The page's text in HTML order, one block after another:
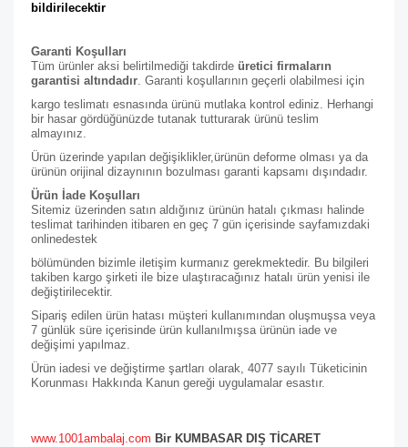
bildirilecektir
Garanti Koşulları
Tüm ürünler aksi belirtilmediği takdirde üretici firmaların
garantisi altındadır. Garanti koşullarının geçerli olabilmesi için
kargo teslimatı esnasında ürünü mutlaka kontrol ediniz. Herhangi
bir hasar gördüğünüzde tutanak tutturarak ürünü teslim
almayınız.
Ürün üzerinde yapılan değişiklikler,ürünün deforme olması ya da
ürünün orijinal dizaynının bozulması garanti kapsamı dışındadır.
Ürün İade Koşulları
Sitemiz üzerinden satın aldığınız ürünün hatalı çıkması halinde
teslimat tarihinden itibaren en geç 7 gün içerisinde sayfamızdaki
onlinedestek
bölümünden bizimle iletişim kurmanız gerekmektedir. Bu bilgileri
takiben kargo şirketi ile bize ulaştıracağınız hatalı ürün yenisi ile
değiştirilecektir.
Sipariş edilen ürün hatası müşteri kullanımından oluşmuşsa veya
7 günlük süre içerisinde ürün kullanılmışsa ürünün iade ve
değişimi yapılmaz.
Ürün iadesi ve değiştirme şartları olarak, 4077 sayılı Tüketicinin
Korunması Hakkında Kanun gereği uygulamalar esastır.
www.1001ambalaj.com Bir KUMBASAR DIŞ TİCARET